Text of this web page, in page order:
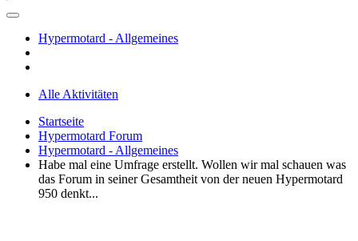
Hypermotard - Allgemeines
Alle Aktivitäten
Startseite
Hypermotard Forum
Hypermotard - Allgemeines
Habe mal eine Umfrage erstellt. Wollen wir mal schauen was
das Forum in seiner Gesamtheit von der neuen Hypermotard
950 denkt...